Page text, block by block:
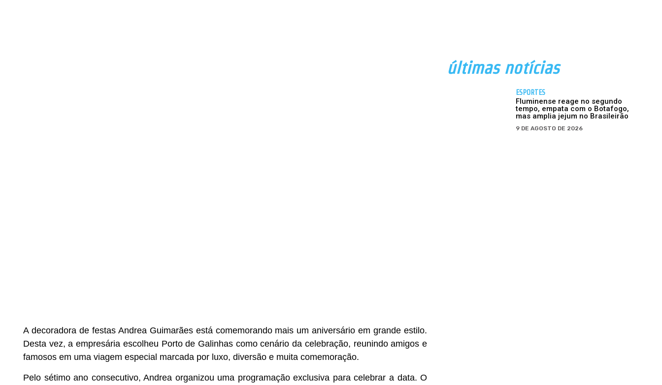
A decoradora de festas Andrea Guimarãesestá comemorando mais um aniversário em grande estilo.
Desta vez, a empresária escolheu Porto de Galinhas como cenário da celebração, reunindo amigos e
famosos em uma viagem especial marcada por luxo, diversão e muita comemoração.
Pelo sétimo ano consecutivo, Andrea organizou uma programação exclusiva para celebrar a data. O
últimas notícias
ESPORTES
Fluminense reage no segundo
tempo, empata com o Botafogo,
mas amplia jejum no Brasileirão
9 DE AGOSTO DE 2026